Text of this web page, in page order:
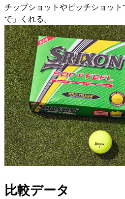
チップショットやピッチショッ
で」くれる。
比較データ